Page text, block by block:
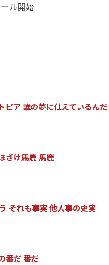
ル開始
トピア誰の夢に仕えているんだ
ざけ馬鹿馬鹿
う それも事実 他人事の史実
番だ 番だ